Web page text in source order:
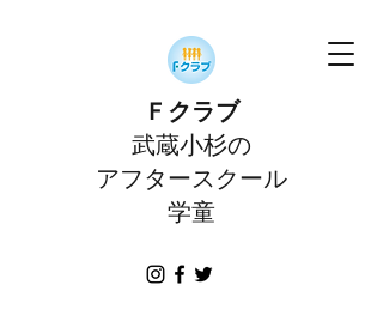
Ｆクラブ
武蔵小杉の
アフタースクール
学童